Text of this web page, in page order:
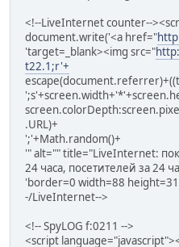
<!--LiveInternet counter--
document.write('<a href="
'target=_blank><img src="
t22.1;r'+
.URL)+
';'+Math.random()+
'" alt="" title="LiveInternet:
24 часа, посетителей за 24
'border=0 width=88
-/LiveInternet-->
<!-- SpyLOG f:0211 -->
<script